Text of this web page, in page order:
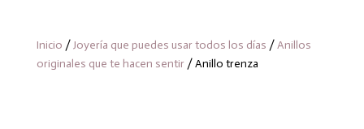
Inicio /Joyería que puedes usar todos los días /Anillos
originales que te hacen sentir/ Anillo trenza